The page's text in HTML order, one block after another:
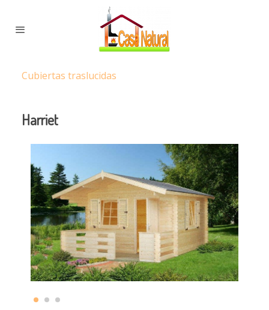
Cubiertas traslucidas
Harriet